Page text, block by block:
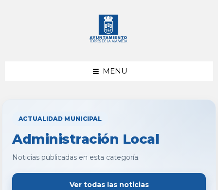
MENU
ACTUALIDAD MUNICIPAL
Administración Local
Noticias publicadas en esta categoría.
Ver todas las noticias